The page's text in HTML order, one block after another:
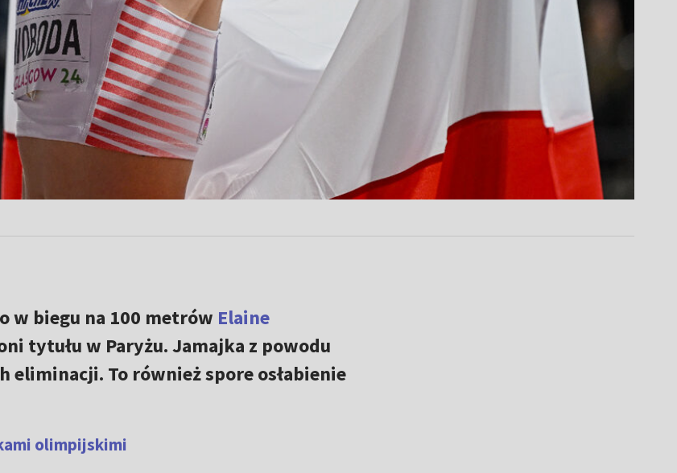
w biegu na 100 metrów Elaine
tytułu w Paryżu. Jamajka z powodu
eliminacji. To również spore osłabienie
olimpijskimi